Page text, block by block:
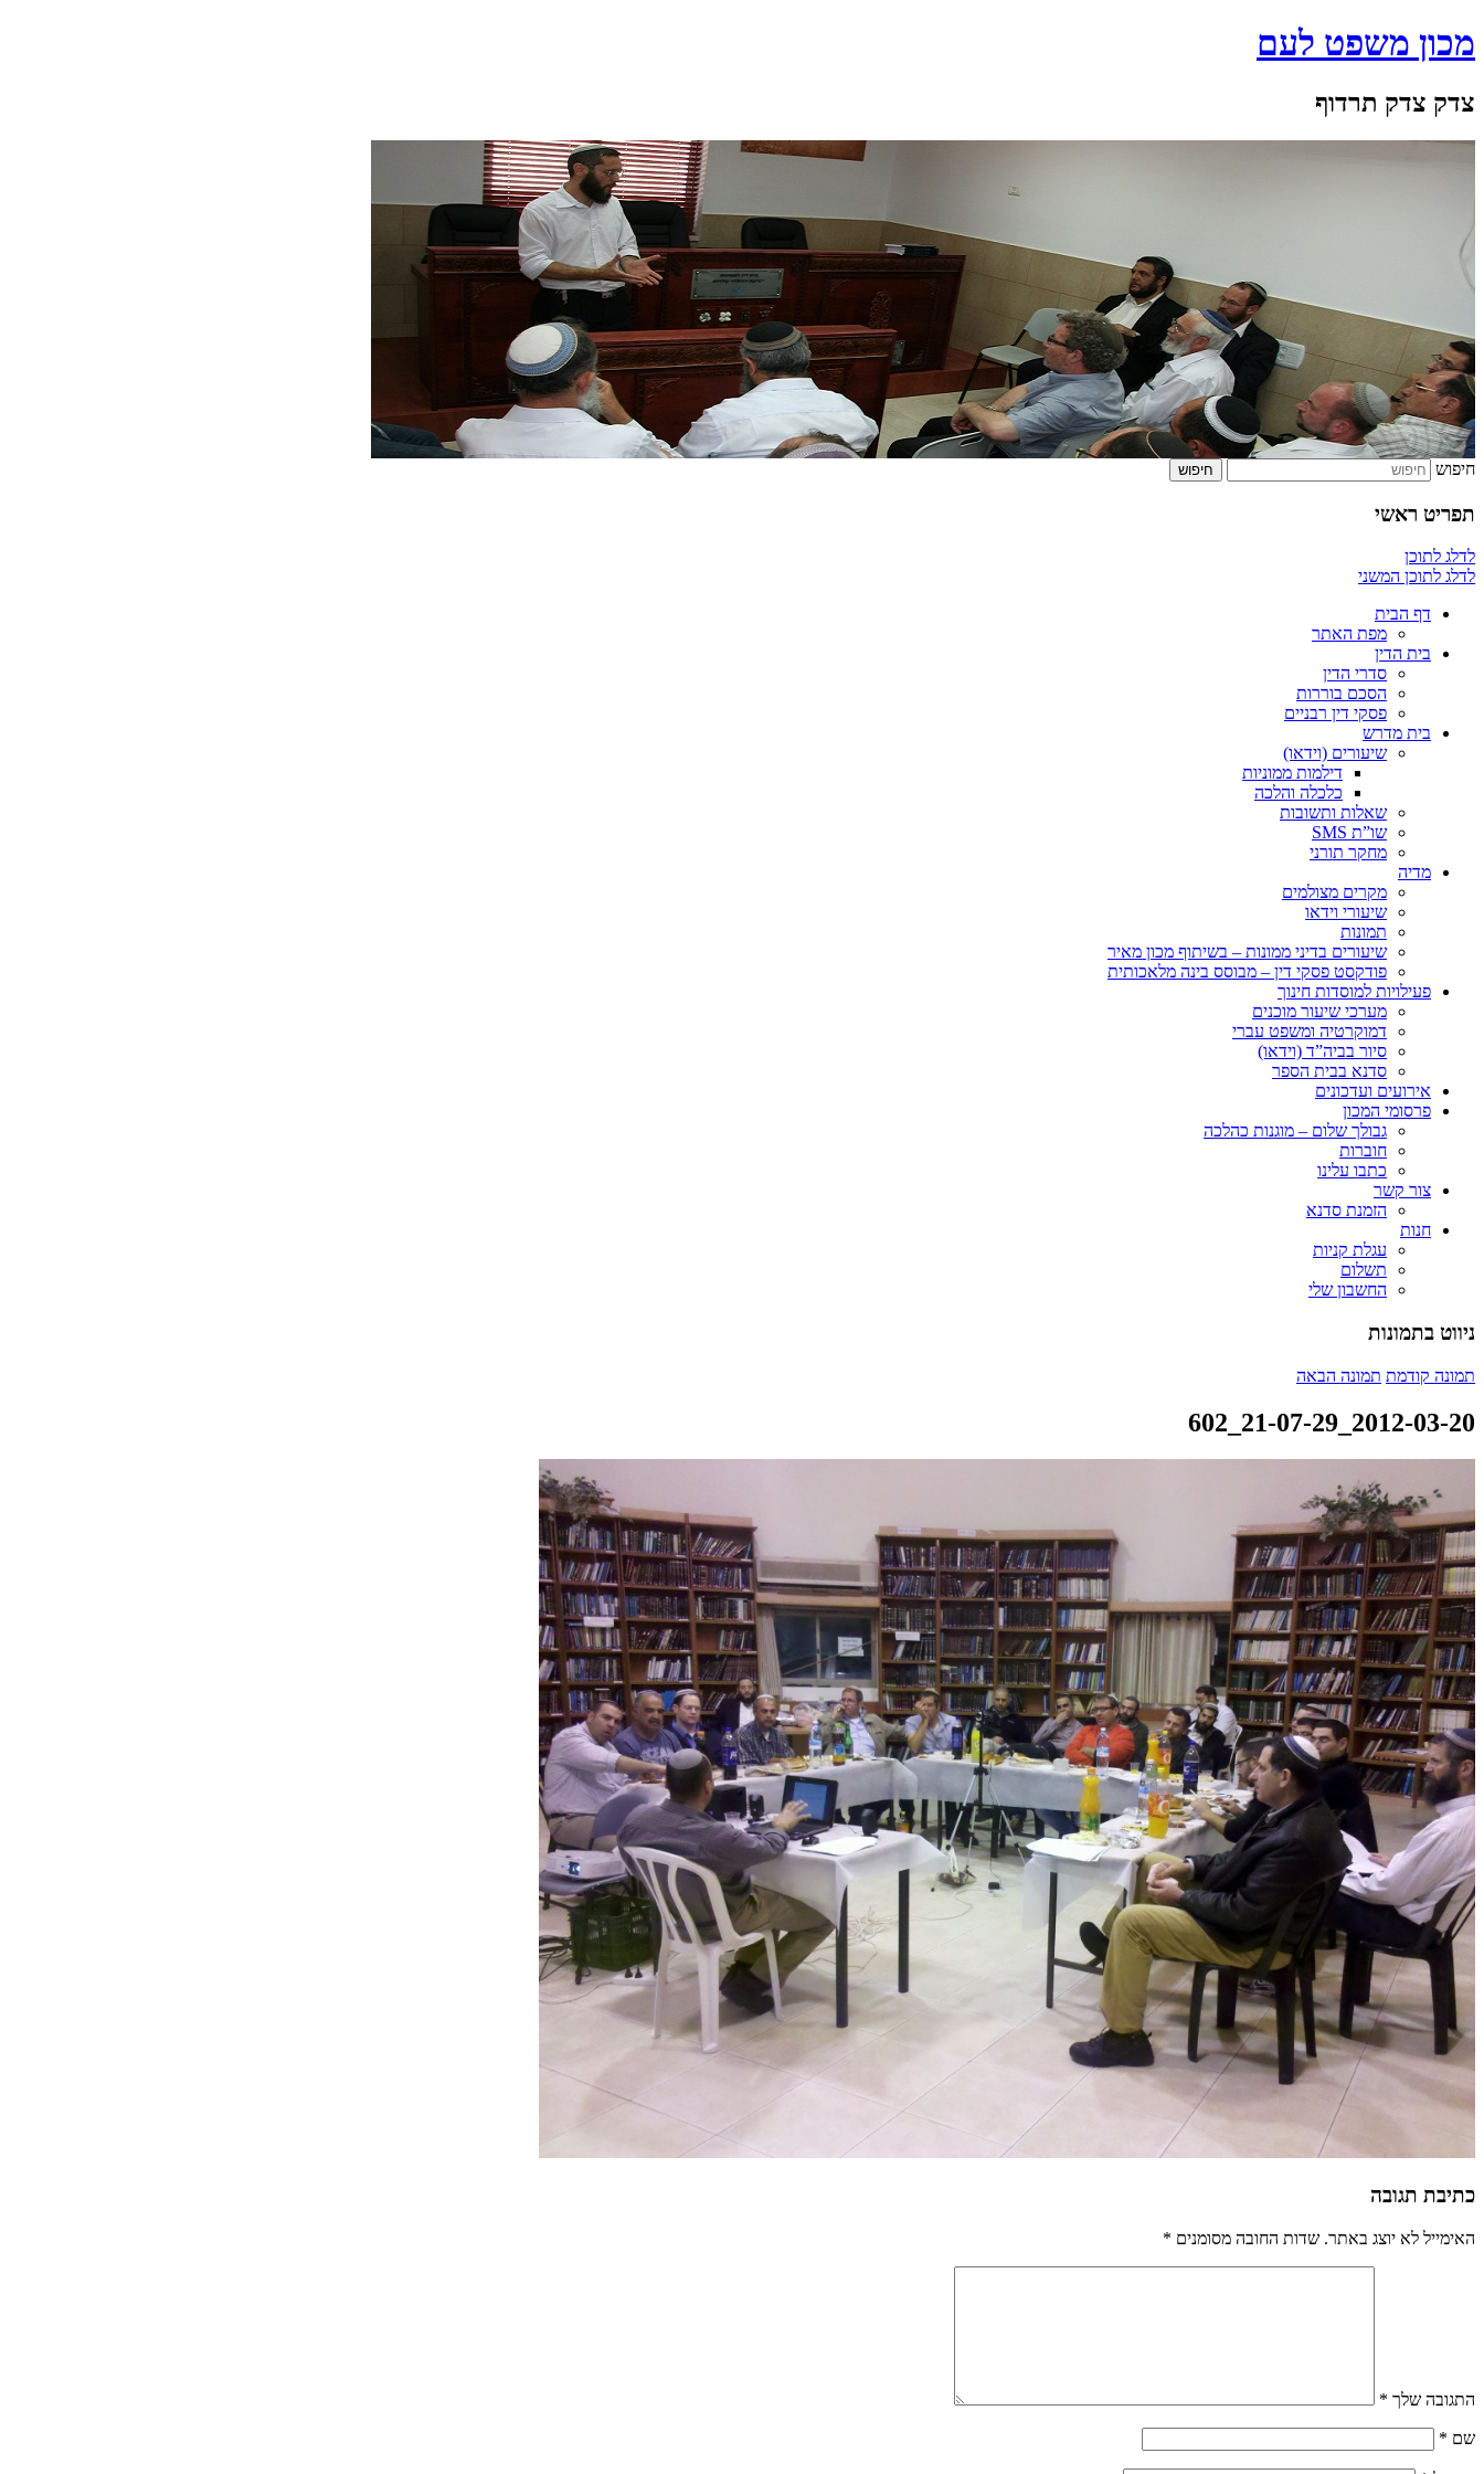
מכון משפט לעם
צדק צדק תרדוף
חיפוש
תפריט ראשי
לדלג לתוכן
לדלג לתוכן המשני
דף הבית
מפת האתר
בית הדין
סדרי הדין
הסכם בוררות
פסקי דין רבניים
בית מדרש
שיעורים (וידאו)
דילמות ממוניות
כלכלה והלכה
שאלות ותשובות
שו”ת SMS
מחקר תורני
מדיה
מקרים מצולמים
שיעורי וידאו
תמונות
שיעורים בדיני ממונות – בשיתוף מכון מאיר
פודקסט פסקי דין – מבוסס בינה מלאכותית
פעילויות למוסדות חינוך
מערכי שיעור מוכנים
דמוקרטיה ומשפט עברי
סיור בביה”ד (וידאו)
סדנא בבית הספר
אירועים ועדכונים
פרסומי המכון
גבולך שלום – מוגנות כהלכה
חוברות
כתבו עלינו
צור קשר
הזמנת סדנא
חנות
עגלת קניות
תשלום
החשבון שלי
ניווט בתמונות
תמונה קודמת תמונה הבאה
2012-03-20_21-07-29_602
כתיבת תגובה
האימייל לא יוצג באתר. שדות החובה מסומנים *
התגובה שלך *
שם *